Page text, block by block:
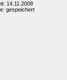
14.11.2008
gespeichert